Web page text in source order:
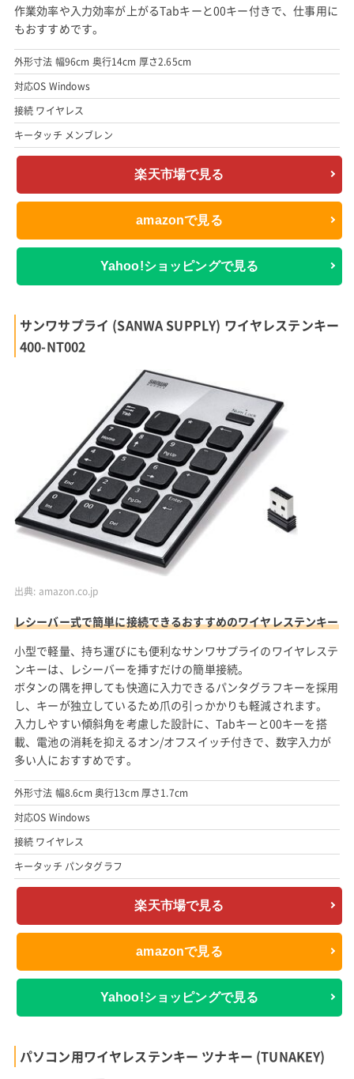
作業効率や入力効率が上がるTabキーと00キー付きで、仕事用に
もおすすめです。
外形寸法 幅96cm 奥行14cm 厚さ2.65cm
対応OS Windows
接続 ワイヤレス
キータッチ メンブレン
楽天市場で見る
amazonで見る
Yahoo!ショッピングで見る
サンワサプライ (SANWA SUPPLY) ワイヤレステンキー
400-NT002
出典: amazon.co.jp
レシーバー式で簡単に接続できるおすすめのワイヤレステンキー
小型で軽量、持ち運びにも便利なサンワサプライのワイヤレステ
ンキーは、レシーバーを挿すだけの簡単接続。
ボタンの隅を押しても快適に入力できるパンタグラフキーを採用
し、キーが独立しているため爪の引っかかりも軽減されます。
入力しやすい傾斜角を考慮した設計に、Tabキーと00キーを搭
載、電池の消耗を抑えるオン/オフスイッチ付きで、数字入力が
多い人におすすめです。
外形寸法 幅8.6cm 奥行13cm 厚さ1.7cm
対応OS Windows
接続 ワイヤレス
キータッチ パンタグラフ
楽天市場で見る
amazonで見る
Yahoo!ショッピングで見る
パソコン用ワイヤレステンキー ツナキー (TUNAKEY)